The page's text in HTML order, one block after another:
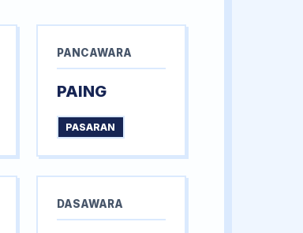
PANCAWARA
PAING
PASARAN
DASAWARA